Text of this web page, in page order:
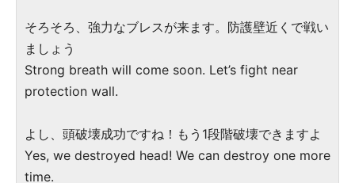
そろそろ、強力なブレスが来ます。防護壁近くで戦い
ましょう
Strong breath will come soon. Let’s fight near
protection wall.
よし、頭破壊成功ですね！もう1段階破壊できますよ
Yes, we destroyed head! We can destroy one more
time.